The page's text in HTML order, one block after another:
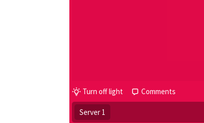
Turn off light Comments
Server 1